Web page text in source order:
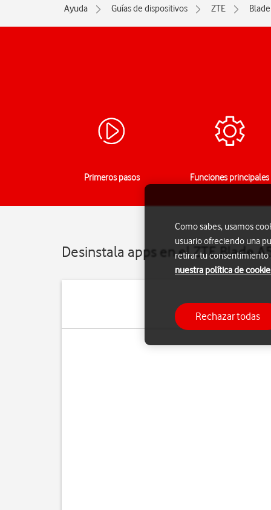
Ayuda Guías de dispositivos ZTE
Primeros pasos Funciones principales
Desinstala apps en el ZTE Blade
Como sabes, usamos
usuario ofreciendo una
retirar tu consentimiento
nuestra política de
Rechazar todas